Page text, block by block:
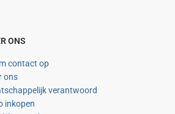
ONS
contact op
ons
verantwoord
inkopen